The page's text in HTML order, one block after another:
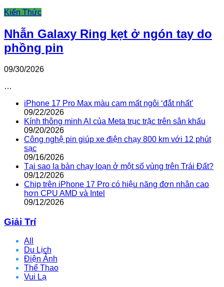
Kiến Thức
Nhẫn Galaxy Ring kẹt ở ngón tay do
phồng pin
09/30/2026
…
iPhone 17 Pro Max màu cam mất ngôi ‘đắt nhất’
09/22/2026
Kính thông minh AI của Meta trục trặc trên sân khấu
09/20/2026
Công nghệ pin giúp xe điện chạy 800 km với 12 phút
sạc
09/16/2026
Tại sao la bàn chạy loạn ở một số vùng trên Trái Đất?
09/12/2026
Chip trên iPhone 17 Pro có hiệu năng đơn nhân cao
hơn CPU AMD và Intel
09/12/2026
Giải Trí
All
Du Lịch
Điện Ảnh
Thể Thao
Vui Lạ